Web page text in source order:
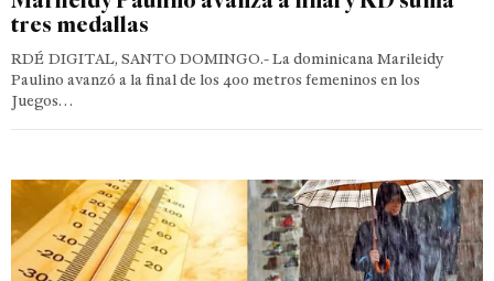
tres medallas
RDÉ DIGITAL, SANTO DOMINGO.- La dominicana Marileidy
Paulino avanzó a la final de los 400 metros femeninos en los
Juegos…